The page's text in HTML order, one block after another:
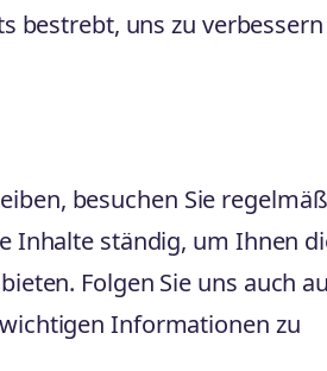
bestrebt, uns zu
besuchen Sie
Inhalte ständig, um Ihnen
Folgen Sie uns auch
Informationen zu